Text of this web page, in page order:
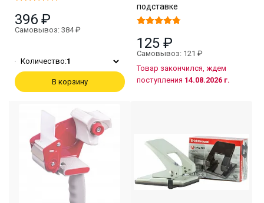
396 ₽
Самовывоз: 384 ₽
Количество:1
В корзину
подставке
125 ₽
Самовывоз: 121 ₽
Товар закончился, ждем
поступления 14.08.2026 г.